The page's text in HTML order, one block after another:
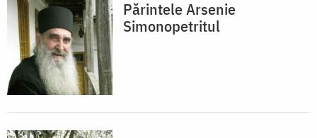
Părintele Arsenie
Simonopetritul